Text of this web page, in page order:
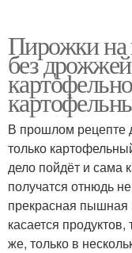
картофельном
Пирожки на
без
В прошлом рецепте
только
дело пойдёт и сама
получатся отнюдь
прекрасная пышная
касается
же, только в